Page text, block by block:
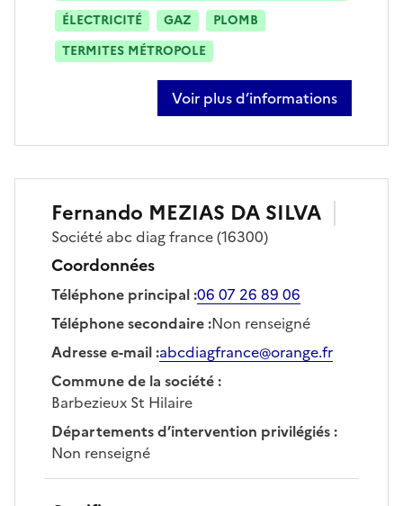
ÉLECTRICITÉ
GAZ
PLOMB
TERMITES MÉTROPOLE
Voir plus d’informations
sur boris forgerit
Fernando MEZIAS DA SILVA
Société abc diag france(16300)
Coordonnées
Téléphone principal:06 07 26 89 06
Téléphone secondaire:Non renseigné
Adresse e-mail:abcdiagfrance@orange.fr
Commune de la société:
Barbezieux St Hilaire
Départements d’intervention privilégiés:
Non renseigné